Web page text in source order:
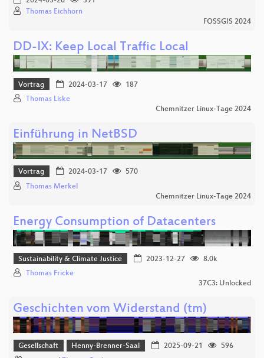
Thomas Eichhorn
FOSSGIS 2024
DD-IX: Keep Local Traffic Local
Vortrag 2024-03-17
187
Thomas Liske
Chemnitzer Linux-Tage 2024
Einführung in NetBSD
Vortrag 2024-03-17
570
Thomas Merkel
Chemnitzer Linux-Tage 2024
Energy Consumption of Datacenters
Sustainability & Climate Justice 2023-12-27
8.0k
Thomas Fricke
37C3: Unlocked
Geschichten vom Widerstand (tm)
Gesellschaft Henny-Brenner-Saal 2025-09-21
596